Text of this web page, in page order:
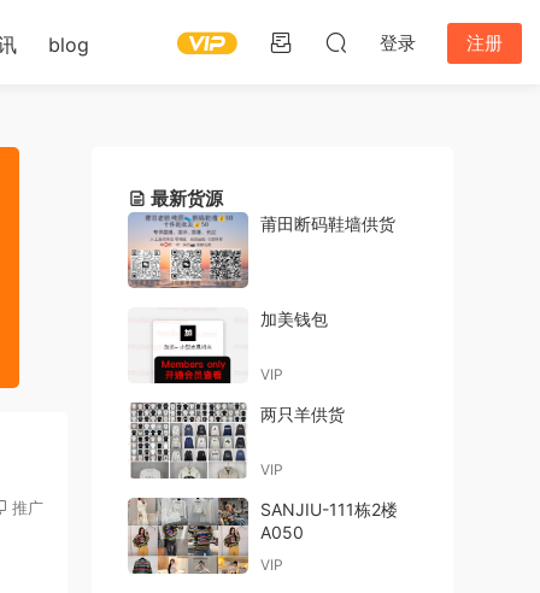
blog 登录 注册
推广
最新货源
莆田断码鞋墙供货
加美钱包
VIP
两只羊供货
VIP
SANJIU-111栋2楼
A050
VIP